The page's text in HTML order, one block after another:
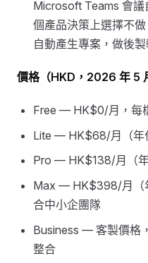
Microsoft Teams 會議
個產品決策上選擇不
自動產生專案，做後製
價格（HKD，2026 年 5
Free — HK$0/月，每
Lite — HK$68/月（年
Pro — HK$138/月（
Max — HK$398/月（
合中小企團隊
Business — 客製價格
整合